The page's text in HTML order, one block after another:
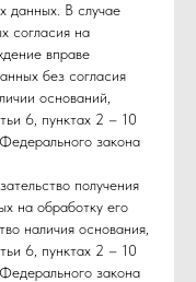
данных. В случае
согласия на
вправе
без согласия
оснований,
6, пунктах 2 – 10
закона
получения
на обработку его
наличия основания,
6, пунктах 2 – 10
закона